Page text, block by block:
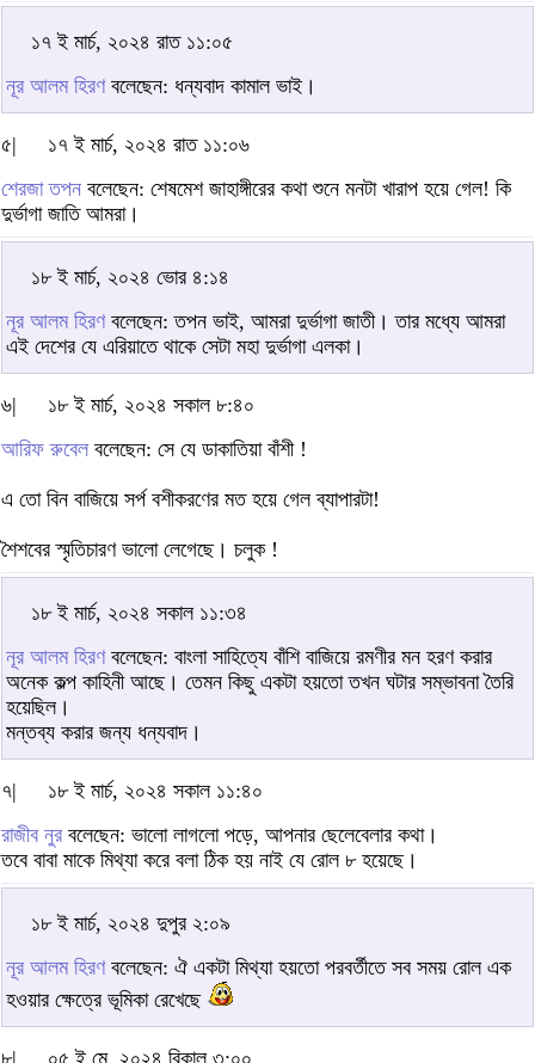
১৭ ই মার্চ, ২০২৪ রাত ১১:০৫
নূর আলম হিরণবলেছেন: ধন্যবাদ কামাল ভাই।
৫|
১৭ ই মার্চ, ২০২৪ রাত ১১:০৬
শেরজা তপন বলেছেন: শেষমেশ জাহাঙ্গীরের কথা শুনে মনটা খারাপ হয়ে গেল! কি
দুর্ভাগা জাতি আমরা।
১৮ ই মার্চ, ২০২৪ ভোর ৪:১৪
নূর আলম হিরণবলেছেন: তপন ভাই, আমরা দুর্ভাগা জাতী। তার মধ্যে আমরা
এই দেশের যে এরিয়াতে থাকে সেটা মহা দুর্ভাগা এলকা।
৬|
১৮ ই মার্চ, ২০২৪ সকাল ৮:৪০
আরিফ রুবেল বলেছেন: সে যে ডাকাতিয়া বাঁশী !
এ তো বিন বাজিয়ে সর্প বশীকরণের মত হয়ে গেল ব্যাপারটা!
শৈশবের স্মৃতিচারণ ভালো লেগেছে। চলুক !
১৮ ই মার্চ, ২০২৪ সকাল ১১:৩৪
নূর আলম হিরণবলেছেন: বাংলা সাহিত্যে বাঁশি বাজিয়ে রমণীর মন হরণ করার
অনেক কল্প কাহিনী আছে। তেমন কিছু একটা হয়তো তখন ঘটার সম্ভাবনা তৈরি
হয়েছিল।
মন্তব্য করার জন্য ধন্যবাদ।
৭|
১৮ ই মার্চ, ২০২৪ সকাল ১১:৪০
রাজীব নুর বলেছেন: ভালো লাগলো পড়ে, আপনার ছেলেবেলার কথা।
তবে বাবা মাকে মিথ্যা করে বলা ঠিক হয় নাই যে রোল ৮ হয়েছে।
১৮ ই মার্চ, ২০২৪ দুপুর ২:০৯
নূর আলম হিরণবলেছেন: ঐ একটা মিথ্যা হয়তো পরবর্তীতে সব সময় রোল এক
হওয়ার ক্ষেত্রে ভূমিকা রেখেছে